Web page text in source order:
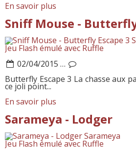
En savoir plus
Sniff Mouse -
Jeu Flash émulé avec Ruffle
02/04/2015 …
Butterfly Escape 3 La chasse aux
ce joli point...
En savoir plus
Sarameya - Lodger
Sarameya
Jeu Flash émulé avec Ruffle